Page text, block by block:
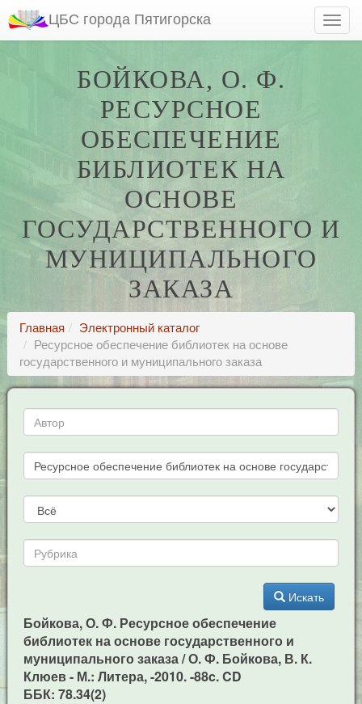
ЦБС города Пятигорска
БОЙКОВА, О. Ф.
РЕСУРСНОЕ
ОБЕСПЕЧЕНИЕ
БИБЛИОТЕК НА
ОСНОВЕ
ГОСУДАРСТВЕННОГО И
МУНИЦИПАЛЬНОГО
ЗАКАЗА
Главная
Электронный каталог
Ресурсное обеспечение библиотек на основе
государственного и муниципального заказа
Искать
Бойкова, О. Ф. Ресурсное обеспечение
библиотек на основе государственного и
муниципального заказа / О. Ф. Бойкова, В. К.
Клюев - М.: Литера, -2010. -88c. CD
ББК: 78.34(2)